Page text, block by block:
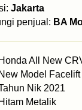
Jakarta
penjual: BA
Honda All New
New Model Facelift
Nik 2021
Hitam Metalik